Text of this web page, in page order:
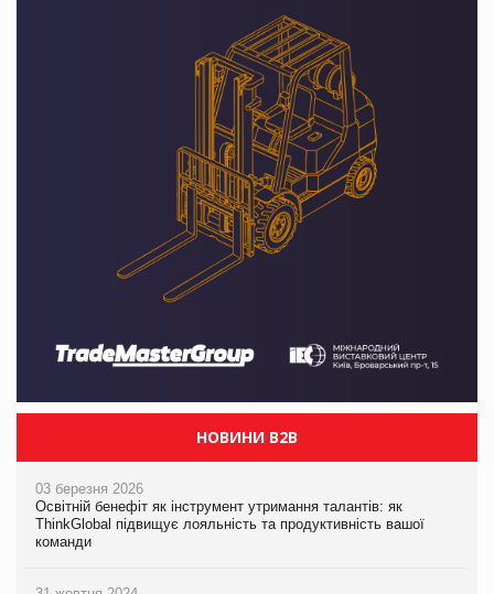
НОВИНИ B2B
03 березня 2026
Освітній бенефіт як інструмент утримання талантів: як
ThinkGlobal підвищує лояльність та продуктивність вашої
команди